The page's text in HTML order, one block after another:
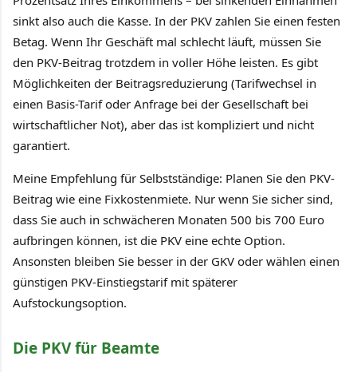
sinkt also auch die Kasse. In der PKV zahlen Sie einen festen
Betag. Wenn Ihr Geschäft mal schlecht läuft, müssen Sie
den PKV-Beitrag trotzdem in voller Höhe leisten. Es gibt
Möglichkeiten der Beitragsreduzierung (Tarifwechsel in
einen Basis-Tarif oder Anfrage bei der Gesellschaft bei
wirtschaftlicher Not), aber das ist kompliziert und nicht
garantiert.
Meine Empfehlung für Selbstständige: Planen Sie den PKV-
Beitrag wie eine Fixkostenmiete. Nur wenn Sie sicher sind,
dass Sie auch in schwächeren Monaten 500 bis 700 Euro
aufbringen können, ist die PKV eine echte Option.
Ansonsten bleiben Sie besser in der GKV oder wählen einen
günstigen PKV-Einstiegstarif mit späterer
Aufstockungsoption.
Die PKV für Beamte